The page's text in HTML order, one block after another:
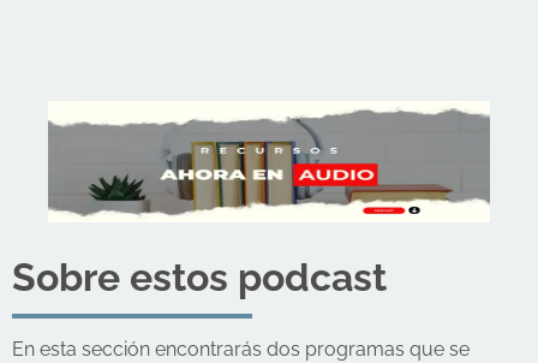
Sobre estos podcast
En esta sección encontrarás dos programas que se